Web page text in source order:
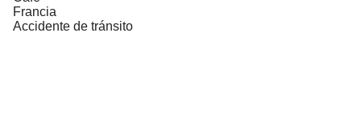
Francia
Accidente de tránsito